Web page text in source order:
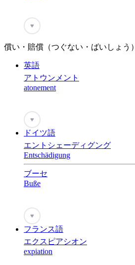
♥
償い・賠償（つぐない・ばいしょう）
英語
アトウンメント
atonement
♥
ドイツ語
エントシェーディグング
Entschädigung
ブーセ
Buße
♥
フランス語
エクスピアシオン
expiation